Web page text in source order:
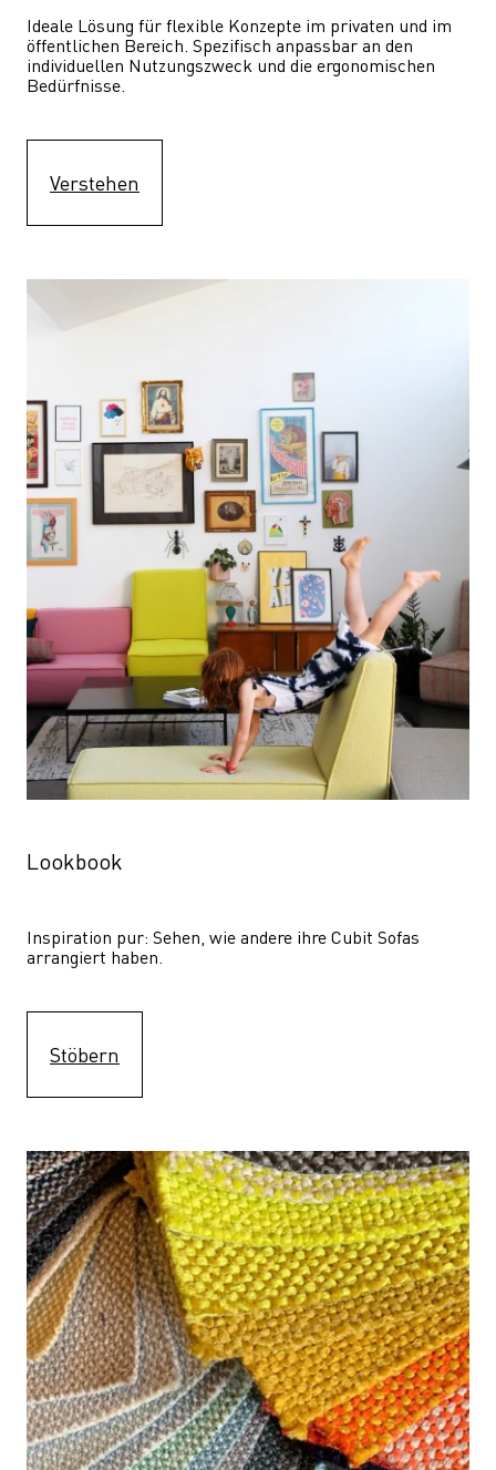
Ideale Lösung für flexible Konzepte im privaten und im
öffentlichen Bereich. Spezifisch anpassbar an den
individuellen Nutzungszweck und die ergonomischen
Bedürfnisse.
Verstehen
Lookbook
Inspiration pur: Sehen, wie andere ihre Cubit Sofas
arrangiert haben.
Stöbern